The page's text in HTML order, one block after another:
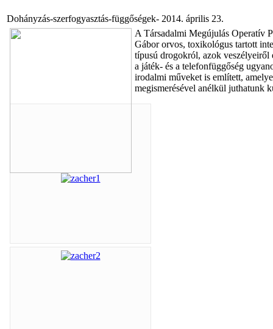
Dohányzás-szerfogyasztás-függőségek- 2014. április 23.
A Társadalmi Megújulás Operatív
Gábor orvos, toxikológus tartott
típusú drogokról, azok veszélyeiről
a játék- és a telefonfüggőség
irodalmi műveket is említett,
megismerésével anélkül juthatunk